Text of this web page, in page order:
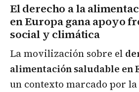
El derecho a la
en Europa gana apoyo
social y climática
La movilización sobre el
alimentación saludable en
un contexto marcado por